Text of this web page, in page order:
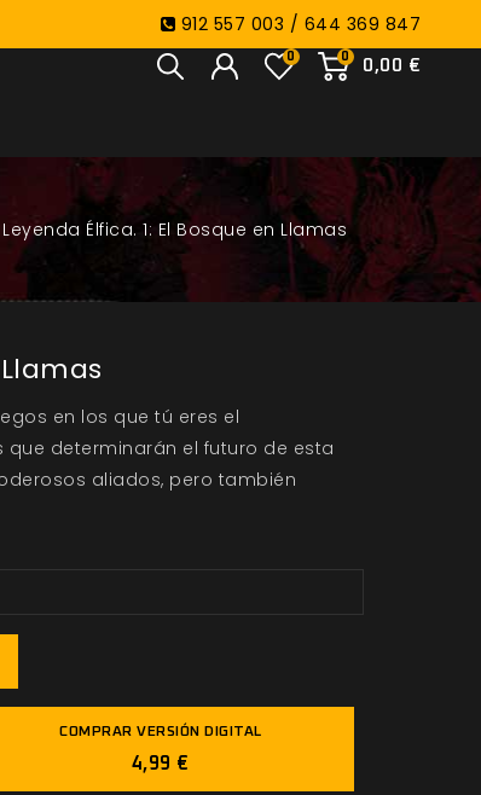
912 557 003 / 644 369 847
0
0,00 €
0
Leyenda Élfica. 1: El Bosque en Llamas
en los que tú eres el
determinarán el futuro de esta
aliados, pero también
COMPRAR VERSIÓN DIGITAL
4,99 €